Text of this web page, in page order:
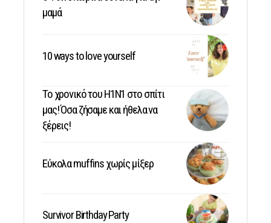
μαμά
10 ways to love yourself
Το χρονικό του Η1Ν1 στο σπίτι
μας! Όσα ζήσαμε και ήθελα να
ξέρεις!
Εύκολα muffins χωρίς μίξερ
Survivor Birthday Party